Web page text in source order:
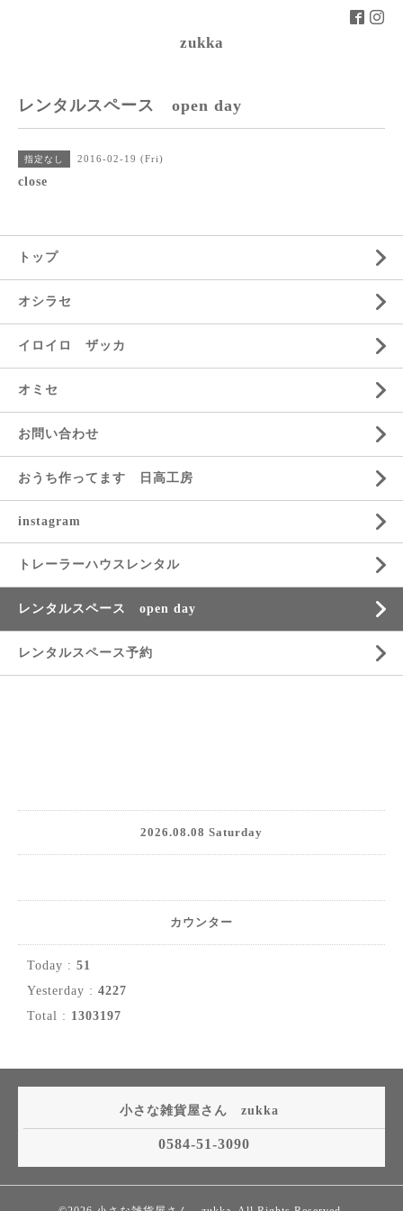
zukka
レンタルスペース open day
指定なし 2016-02-19 (Fri)
close
トップ
オシラセ
イロイロ ザッカ
オミセ
お問い合わせ
おうち作ってます 日高工房
instagram
トレーラーハウスレンタル
レンタルスペース open day
レンタルスペース予約
2026.08.08 Saturday
カウンター
Today : 51
Yesterday : 4227
Total : 1303197
小さな雑貨屋さん zukka
0584-51-3090